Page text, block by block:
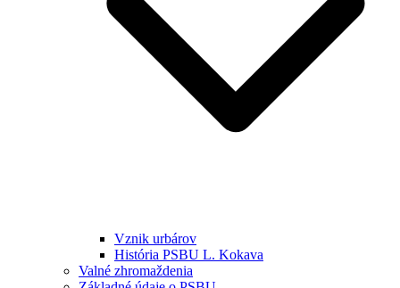
Vznik urbárov
História PSBU L. Kokava
Valné zhromaždenia